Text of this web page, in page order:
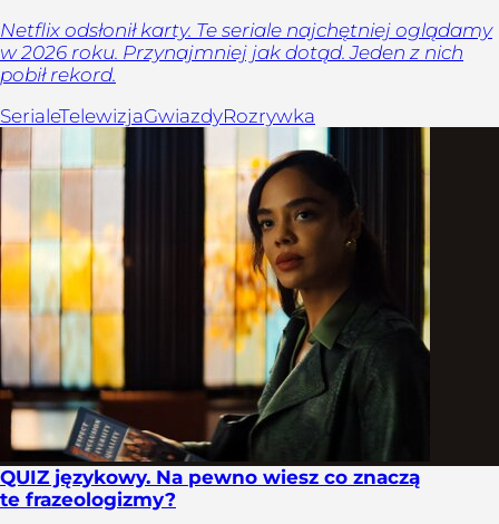
Netflix odsłonił karty. Te seriale najchętniej oglądamy
w 2026 roku. Przynajmniej jak dotąd. Jeden z nich
pobił rekord.
SerialeTelewizjaGwiazdyRozrywka
QUIZ językowy. Na pewno wiesz co znaczą
te frazeologizmy?